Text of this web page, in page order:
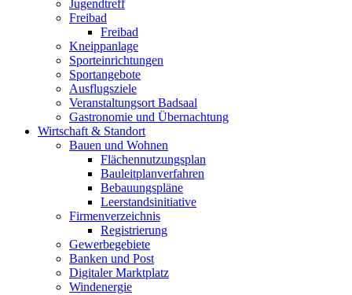
Jugendtreff
Freibad
Freibad
Kneippanlage
Sporteinrichtungen
Sportangebote
Ausflugsziele
Veranstaltungsort Badsaal
Gastronomie und Übernachtung
Wirtschaft & Standort
Bauen und Wohnen
Flächennutzungsplan
Bauleitplanverfahren
Bebauungspläne
Leerstandsinitiative
Firmenverzeichnis
Registrierung
Gewerbegebiete
Banken und Post
Digitaler Marktplatz
Windenergie